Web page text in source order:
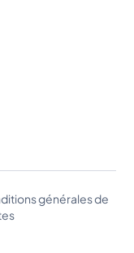
générales de